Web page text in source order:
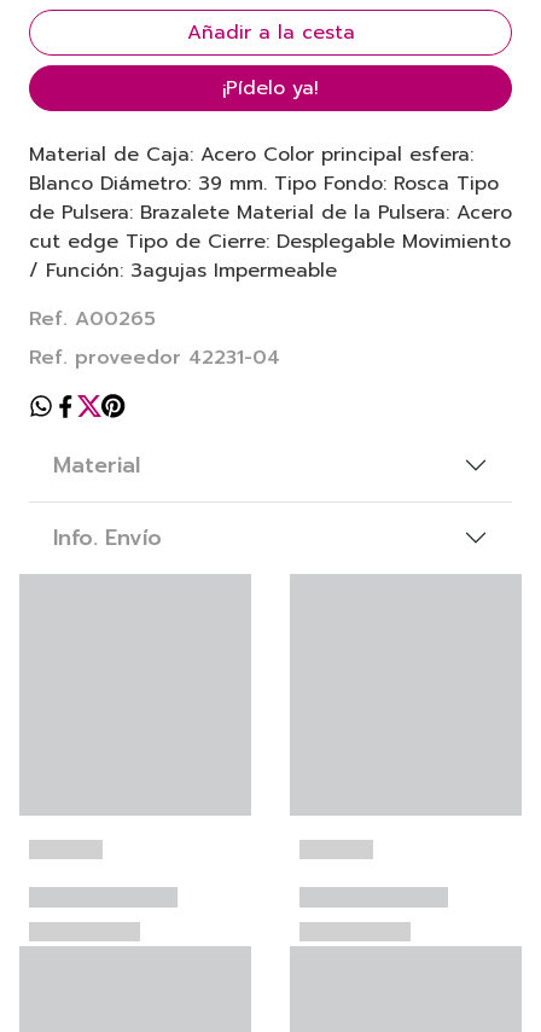
¡Pídelo ya!
Material de Caja: Acero Color principal esfera:
Blanco Diámetro: 39 mm. Tipo Fondo: Rosca Tipo
de Pulsera: Brazalete Material de la Pulsera: Acero
cut edge Tipo de Cierre: Desplegable Movimiento
/ Función: 3agujas Impermeable
Ref. A00265
Ref. proveedor 42231-04
Material
Info. Envío